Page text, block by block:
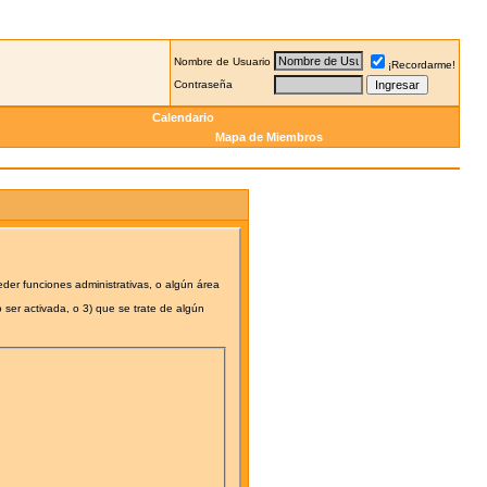
Nombre de Usuario
¡Recordarme!
Contraseña
Calendario
Mapa de Miembros
funciones administrativas, o algún área
activada, o 3) que se trate de algún